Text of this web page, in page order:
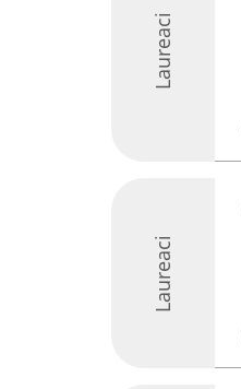
Laureaci
Laureaci